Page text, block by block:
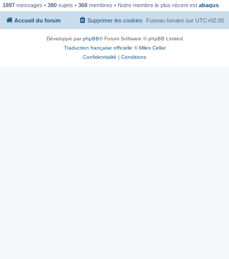
1897 messages • 380 sujets • 368 membres • Notre membre le plus récent est abaqus
Accueil du forum Fuseau horaire sur UTC+02:00
Supprimer les cookies
Développé parphpBB® Forum Software © phpBB Limited
Traduction française officielle ©Miles Cellar
Confidentialité | Conditions